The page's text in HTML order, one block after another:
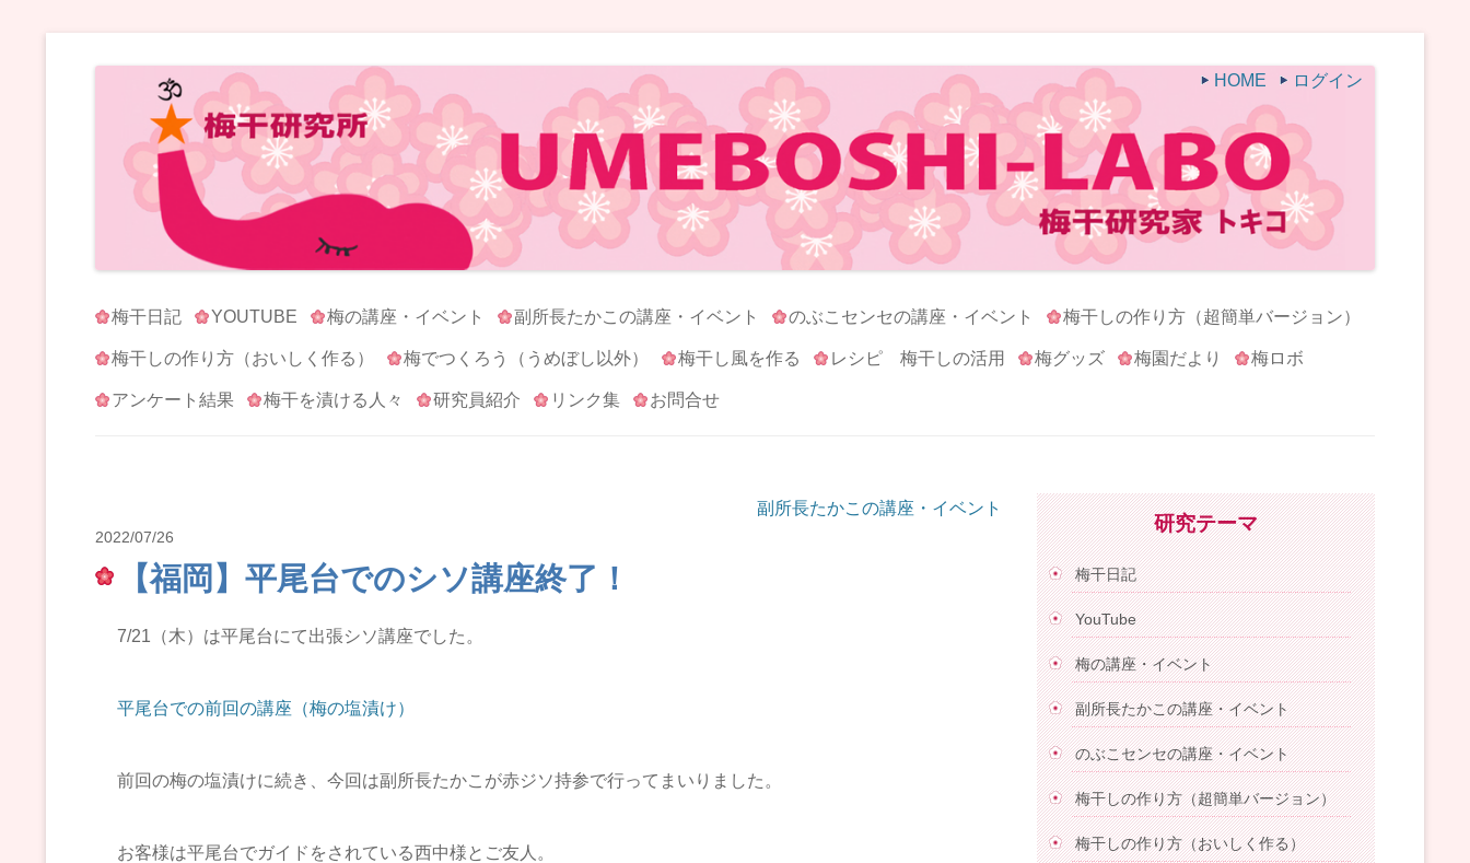
梅干研究所 UMEBOSHI-LABO
WE LOVE UMEBOSHI HOME ログイン
コンテンツへ移動
梅干日記 YOUTUBE 梅の講座・イベント 副所長たかこの講座・イベント のぶこセンセの講座・イベント 梅干しの作り方（超簡単バージョン）
梅干しの作り方（おいしく作る） 梅でつくろう（うめぼし以外） 梅干し風を作る レシピ 梅干しの活用 梅グッズ 梅園だより 梅ロボ
アンケート結果 梅干を漬ける人々 研究員紹介 リンク集 お問合せ
副所長たかこの講座・イベント
2022/07/26
【福岡】平尾台でのシソ講座終了！
7/21（木）は平尾台にて出張シソ講座でした。
平尾台での前回の講座（梅の塩漬け）
前回の梅の塩漬けに続き、今回は副所長たかこが赤ジソ持参で行ってまいりました。
お客様は平尾台でガイドをされている西中様とご友人。
研究テーマ
梅干日記
YouTube
梅の講座・イベント
副所長たかこの講座・イベント
のぶこセンセの講座・イベント
梅干しの作り方（超簡単バージョン）
梅干しの作り方（おいしく作る）